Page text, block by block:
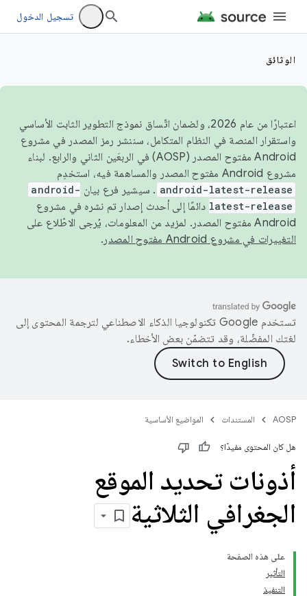
تسجيل الدخول
الوثائق
اعتبارًا من عام 2026، ولضمان اتّساق نموذج التطوير الثابت الأساسي
واستقرار المنصة في النظام المتكامل، سننشر رمز المصدر في مشروع
Android مفتوح المصدر (AOSP) في الربعَين الثاني والرابع. لبناء
مشروع Android مفتوح المصدر والمساهمة فيه، استخدِم
android-latest-release . سيشير فرع بيان android-
latest-release دائمًا إلى أحدث إصدار تم نشره في مشروع
Android مفتوح المصدر. لمزيد من المعلومات، يُرجى الاطّلاع على
التغييرات في مشروع Android مفتوح المصدر
.
تستخدم Google تكنولوجيا الذكاء الاصطناعي لترجمة المحتوى إلى
لغتك المفضّلة، وقد تتضمّن بعض الأخطاء.
AOSP المستندات المواضيع الأساسية
هل كان المحتوى مفيدًا؟
أذونات تحديد الموقع
الجغرافي الثلاثية
على هذه الصفحة
التأثير
التنفيذ